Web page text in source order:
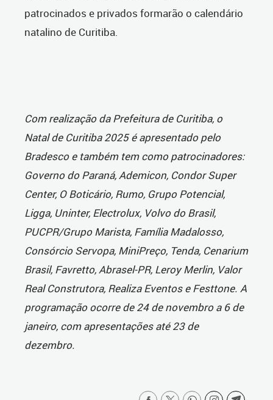
patrocinados e privados formarão o calendário
natalino de Curitiba.
Com realização da Prefeitura de Curitiba, o
Natal de Curitiba 2025 é apresentado pelo
Bradesco e também tem como patrocinadores:
Governo do Paraná, Ademicon, Condor Super
Center, O Boticário, Rumo, Grupo Potencial,
Ligga, Uninter, Electrolux, Volvo do Brasil,
PUCPR/Grupo Marista, Família Madalosso,
Consórcio Servopa, MiniPreço, Tenda, Cenarium
Brasil, Favretto, Abrasel-PR, Leroy Merlin, Valor
Real Construtora, Realiza Eventos e Festtone. A
programação ocorre de 24 de novembro a 6 de
janeiro, com apresentações até 23 de
dezembro.